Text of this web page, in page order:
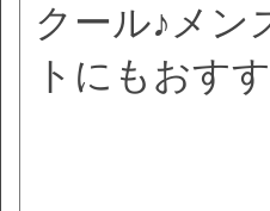
クール♪メン
トにもおす